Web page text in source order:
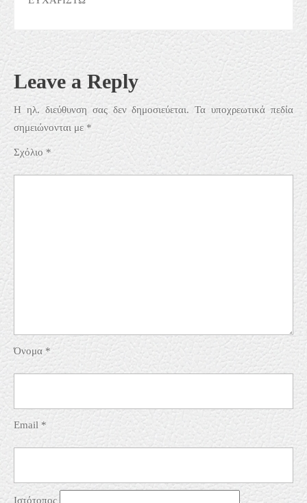
Leave a Reply
Η ηλ. διεύθυνση σας δεν δημοσιεύεται. Τα υποχρεωτικά πεδία
σημειώνονται με *
Σχόλιο *
Όνομα *
Email *
Ιστότοπος